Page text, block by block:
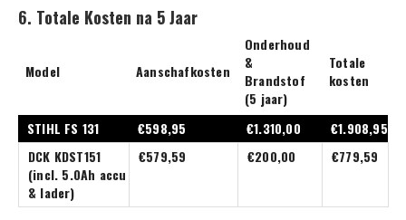
6. Totale Kosten na 5 Jaar
Model Aanschafkosten
Onderhoud
&
Brandstof
(5 jaar)
Totale
kosten
STIHL FS 131 €598,95 €1.310,00
€1.908,95
DCK KDST151
(incl. 5.0Ah accu
& lader)
€579,59 €200,00 €779,59